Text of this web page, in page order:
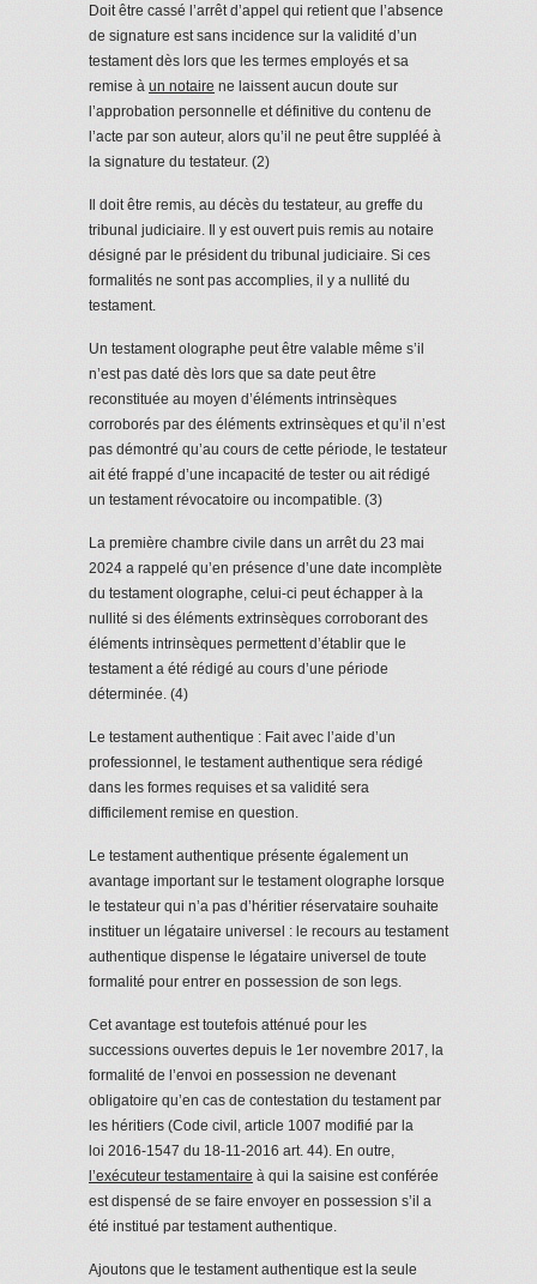
Doit être cassé l’arrêt d’appel qui retient que l’absence
de signature est sans incidence sur la validité d’un
testament dès lors que les termes employés et sa
remise à un notaire ne laissent aucun doute sur
l’approbation personnelle et définitive du contenu de
l’acte par son auteur, alors qu’il ne peut être suppléé à
la signature du testateur. (2)
Il doit être remis, au décès du testateur, au greffe du
tribunal judiciaire. Il y est ouvert puis remis au notaire
désigné par le président du tribunal judiciaire. Si ces
formalités ne sont pas accomplies, il y a nullité du
testament.
Un testament olographe peut être valable même s’il
n’est pas daté dès lors que sa date peut être
reconstituée au moyen d’éléments intrinsèques
corroborés par des éléments extrinsèques et qu’il n’est
pas démontré qu’au cours de cette période, le testateur
ait été frappé d’une incapacité de tester ou ait rédigé
un testament révocatoire ou incompatible. (3)
La première chambre civile dans un arrêt du 23 mai
2024 a rappelé qu’en présence d’une date incomplète
du testament olographe, celui-ci peut échapper à la
nullité si des éléments extrinsèques corroborant des
éléments intrinsèques permettent d’établir que le
testament a été rédigé au cours d’une période
déterminée. (4)
Le testament authentique : Fait avec l’aide d’un
professionnel, le testament authentique sera rédigé
dans les formes requises et sa validité sera
difficilement remise en question.
Le testament authentique présente également un
avantage important sur le testament olographe lorsque
le testateur qui n’a pas d’héritier réservataire souhaite
instituer un légataire universel : le recours au testament
authentique dispense le légataire universel de toute
formalité pour entrer en possession de son legs.
Cet avantage est toutefois atténué pour les
successions ouvertes depuis le 1er novembre 2017, la
formalité de l’envoi en possession ne devenant
obligatoire qu’en cas de contestation du testament par
les héritiers (Code civil, article 1007 modifié par la
loi 2016-1547 du 18-11-2016 art. 44). En outre,
l’exécuteur testamentaire à qui la saisine est conférée
est dispensé de se faire envoyer en possession s’il a
été institué par testament authentique.
Ajoutons que le testament authentique est la seule